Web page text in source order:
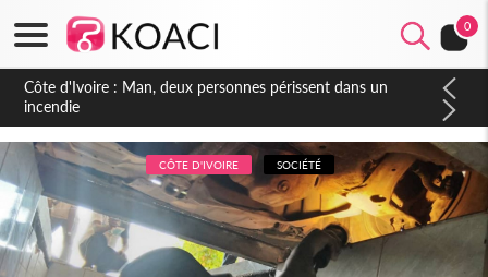
0
Côte d'Ivoire : Séileu, la célébration de la fête nationale
transformée en vaste campagne contre les produits
dépigmentants dangereux
CÔTE D'IVOIRE SOCIÉTÉ